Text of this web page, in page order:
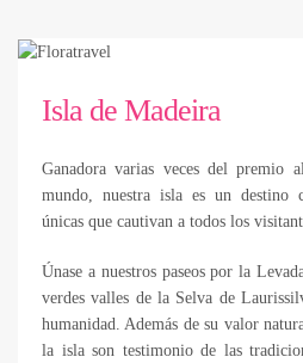
Isla de Madeira
Ganadora varias veces del premio
mundo, nuestra isla es un destino
únicas que cautivan a todos los
Únase a nuestros paseos por la
verdes valles de la Selva de
humanidad. Además de su valor
la isla son testimonio de las